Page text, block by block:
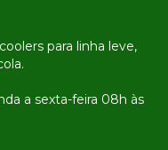
para linha leve,
a sexta-feira 08h às